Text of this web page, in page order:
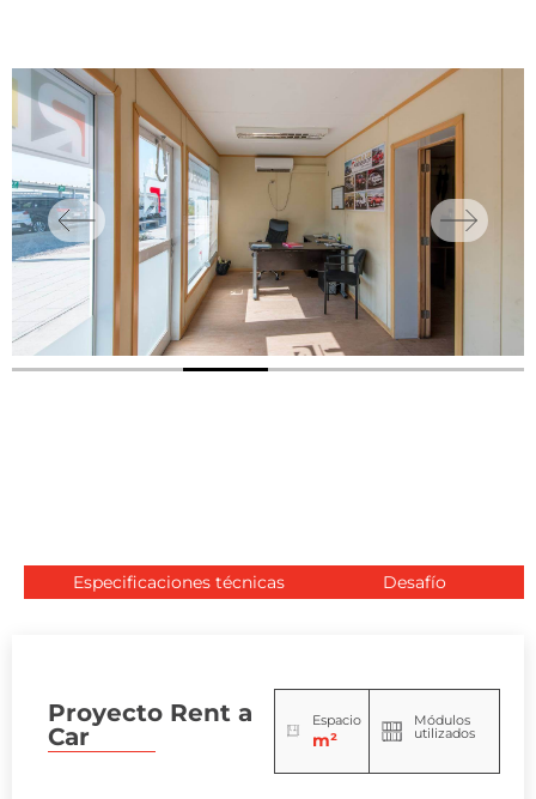
Especificaciones técnicas Desafío
Proyecto Rent a
Car
Espacio
m²
Módulos
utilizados